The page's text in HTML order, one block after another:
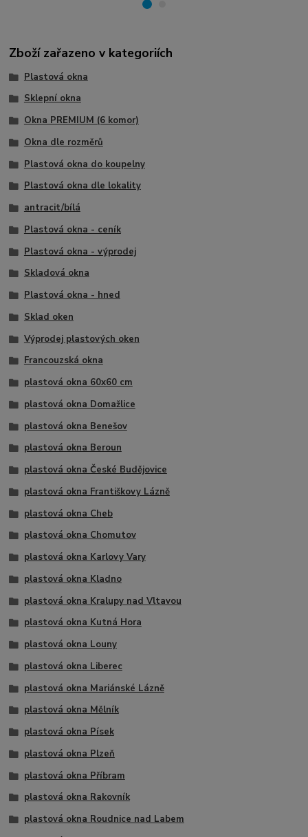
Zboží zařazeno v kategoriích
Plastová okna
Sklepní okna
Okna PREMIUM (6 komor)
Okna dle rozměrů
Plastová okna do koupelny
Plastová okna dle lokality
antracit/bílá
Plastová okna - ceník
Plastová okna - výprodej
Skladová okna
Plastová okna - hned
Sklad oken
Výprodej plastových oken
Francouzská okna
plastová okna 60x60 cm
plastová okna Domažlice
plastová okna Benešov
plastová okna Beroun
plastová okna České Budějovice
plastová okna Františkovy Lázně
plastová okna Cheb
plastová okna Chomutov
plastová okna Karlovy Vary
plastová okna Kladno
plastová okna Kralupy nad Vltavou
plastová okna Kutná Hora
plastová okna Louny
plastová okna Liberec
plastová okna Mariánské Lázně
plastová okna Mělník
plastová okna Písek
plastová okna Plzeň
plastová okna Příbram
plastová okna Rakovník
plastová okna Roudnice nad Labem